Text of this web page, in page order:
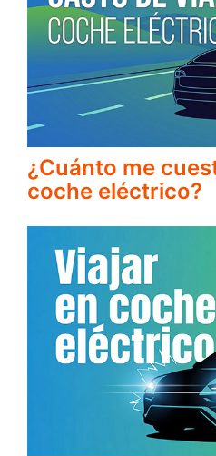
¿Cuánto me
coche eléctrico?